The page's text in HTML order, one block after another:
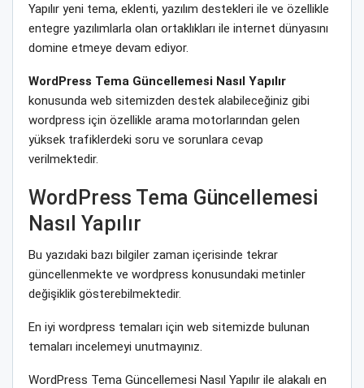
Yapılır yeni tema, eklenti, yazılım destekleri ile ve özellikle
entegre yazılımlarla olan ortaklıkları ile internet dünyasını
domine etmeye devam ediyor.
WordPress Tema Güncellemesi Nasıl Yapılır
konusunda web sitemizden destek alabileceğiniz gibi
wordpress için özellikle arama motorlarından gelen
yüksek trafiklerdeki soru ve sorunlara cevap
verilmektedir.
WordPress Tema Güncellemesi
Nasıl Yapılır
Bu yazıdaki bazı bilgiler zaman içerisinde tekrar
güncellenmekte ve wordpress konusundaki metinler
değişiklik gösterebilmektedir.
En iyi wordpress temaları için web sitemizde bulunan
temaları incelemeyi unutmayınız.
WordPress Tema Güncellemesi Nasıl Yapılır ile alakalı en